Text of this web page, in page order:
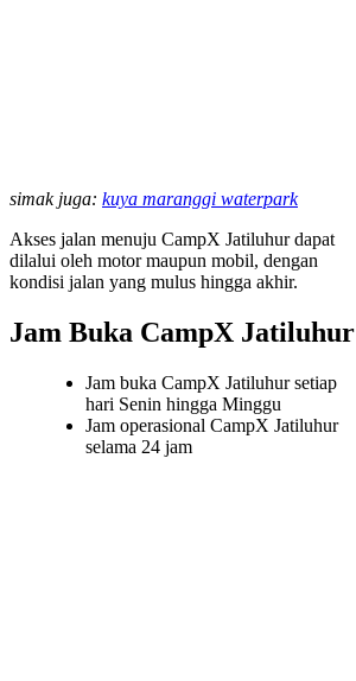
simak juga: kuya maranggi waterpark
Akses jalan menuju CampX Jatiluhur dapat
dilalui oleh motor maupun mobil, dengan
kondisi jalan yang mulus hingga akhir.
Jam Buka CampX Jatiluhur
Jam buka CampX Jatiluhur setiap
hari Senin hingga Minggu
Jam operasional CampX Jatiluhur
selama 24 jam